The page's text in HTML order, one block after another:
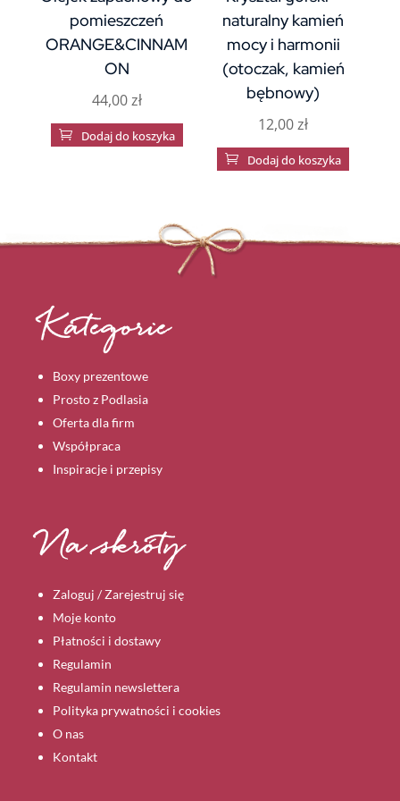
pomieszczeń
ORANGE&CINNAM
ON
44,00zł
 Dodaj do koszyka
naturalny kamień
mocy i harmonii
(otoczak, kamień
bębnowy)
12,00zł
 Dodaj do koszyka
Kategorie
Boxy prezentowe
Prosto z Podlasia
Oferta dla firm
Współpraca
Inspiracje i przepisy
Na skróty
Zaloguj / Zarejestruj się
Moje konto
Płatności i dostawy
Regulamin
Regulamin newslettera
Polityka prywatności i cookies
O nas
Kontakt